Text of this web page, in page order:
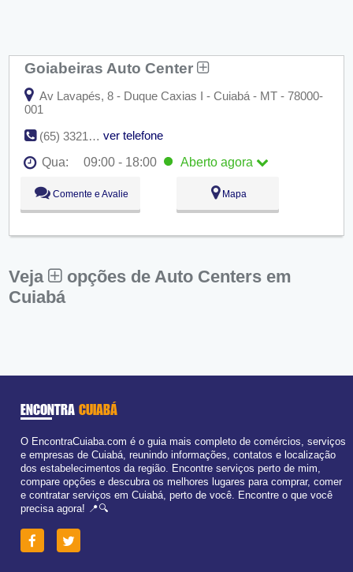
Goiabeiras Auto Center
Av Lavapés, 8 - Duque Caxias I - Cuiabá - MT - 78000-
001
(65) 3321-6929
ver telefone
Qua:
09:00 - 18:00 Aberto agora
Seg:
Ter:
09:00 - 18:00
Qua:
09:00 - 18:00 Abertoagora
Sex:
09:00 - 18:00
Dom:
Fechado
Comente e Avalie Mapa
Veja
opções de Auto Centers em
Cuiabá
ENCONTRA CUIABÁ
O EncontraCuiaba.com é o guia mais completo de comércios, serviços
e empresas de Cuiabá, reunindo informações, contatos e localização
dos estabelecimentos da região. Encontre serviços perto de mim,
compare opções e descubra os melhores lugares para comprar, comer
e contratar serviços em Cuiabá, perto de você. Encontre o que você
precisa agora! 📍🔍